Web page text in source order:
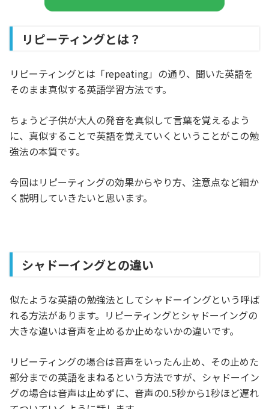
リピーティングとは？
リピーティングとは「repeating」の通り、聞いた英語を
そのまま真似する英語学習方法です。
ちょうど子供が大人の発音を真似して言葉を覚えるよう
に、真似することで英語を覚えていくということがこの勉
強法の本質です。
今回はリピーティングの効果からやり方、注意点など細か
く説明していきたいと思います。
シャドーイングとの違い
似たような英語の勉強法としてシャドーイングという呼ば
れる方法があります。リピーティングとシャドーイングの
大きな違いは音声を止めるか止めないかの違いです。
リピーティングの場合は音声をいったん止め、その止めた
部分までの英語をまねるという方法ですが、シャドーイン
グの場合は音声は止めずに、音声の0.5秒から1秒ほど遅れ